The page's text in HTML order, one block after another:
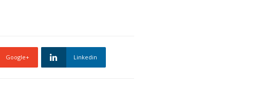
Google+ Linkedin